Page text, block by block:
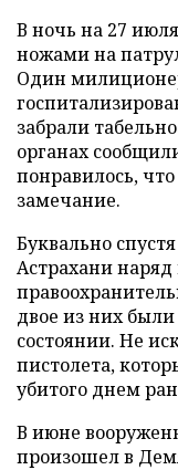
В ночь на 27
ножами на
Один
забрали
органах
понравилось,
замечание.
Буквально
Астрахани
двое из них
состоянии. Не
пистолета,
убитого днем
В июне
произошел в